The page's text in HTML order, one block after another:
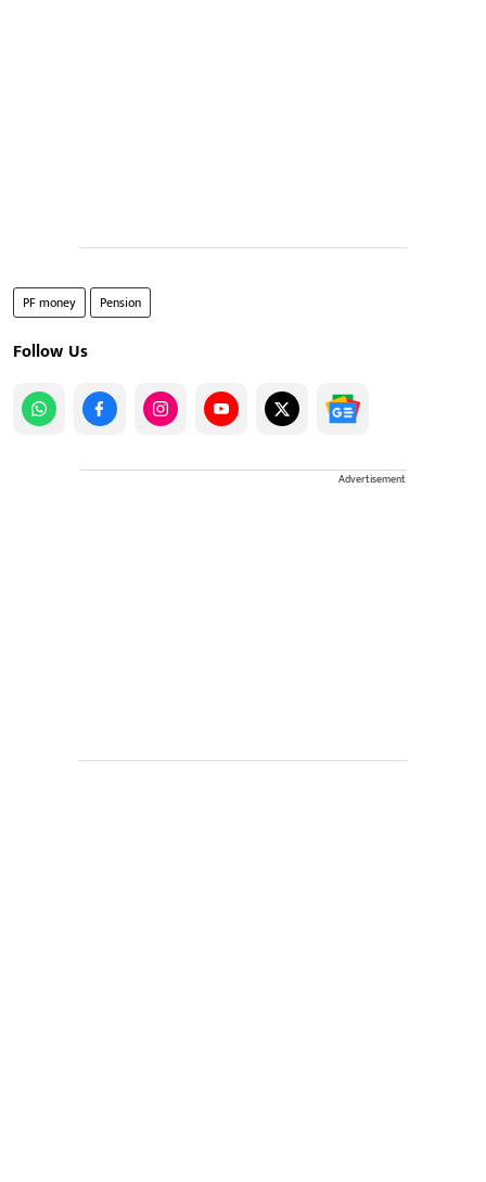
PF money Pension
Follow Us
Advertisement